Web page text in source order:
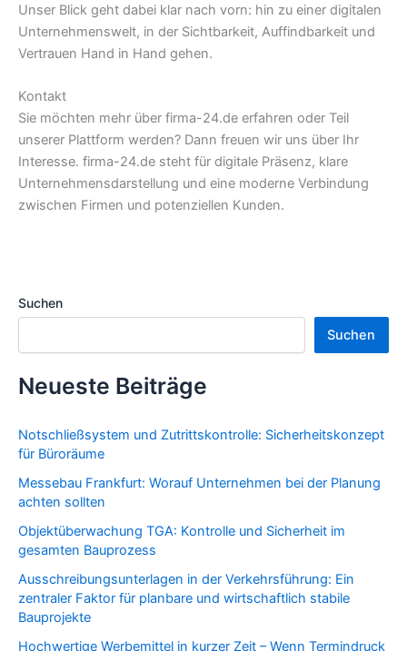
Unser Blick geht dabei klar nach vorn: hin zu einer digitalen
Unternehmenswelt, in der Sichtbarkeit, Auffindbarkeit und
Vertrauen Hand in Hand gehen.
Kontakt
Sie möchten mehr über firma-24.de erfahren oder Teil
unserer Plattform werden? Dann freuen wir uns über Ihr
Interesse. firma-24.de steht für digitale Präsenz, klare
Unternehmensdarstellung und eine moderne Verbindung
zwischen Firmen und potenziellen Kunden.
Suchen
Suchen
Neueste Beiträge
Notschließsystem und Zutrittskontrolle: Sicherheitskonzept
für Büroräume
Messebau Frankfurt: Worauf Unternehmen bei der Planung
achten sollten
Objektüberwachung TGA: Kontrolle und Sicherheit im
gesamten Bauprozess
Ausschreibungsunterlagen in der Verkehrsführung: Ein
zentraler Faktor für planbare und wirtschaftlich stabile
Bauprojekte
Hochwertige Werbemittel in kurzer Zeit – Wenn Termindruck